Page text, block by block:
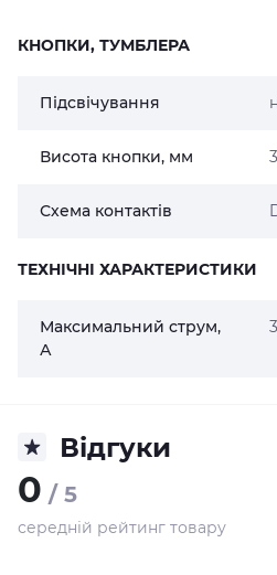
КНОПКИ, ТУМБЛЕРА
Підсвічування
Висота кнопки, мм
Схема контактів
ТЕХНІЧНІ ХАРАКТЕРИСТИКИ
Максимальний струм,
А
Відгуки
0 / 5
середній рейтинг товару